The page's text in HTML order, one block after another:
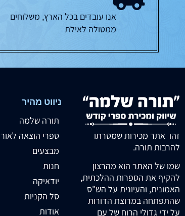
אנו עובדים בכל הארץ, משלוחים
ממטולה לאילת
זהו אתר מכירות שמטרתו
להרבות תורה.
שמו של האתר הוא מהרצון
להקיף את הספרות ההלכתית,
האמונית, והעיונית על הש"ס
שהתפתחה במרוצת הדורות
על ידי גדולי הרוח של עם
ניווט מהיר
תורה שלמה
ספרי הוצאה לאור
מבצעים
חנות
יודאיקה
סל הקניות
אודות